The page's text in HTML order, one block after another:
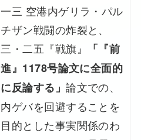
一三 空港内ゲリラ・パル
チザン戦闘の炸裂と、
三・二五『戦旗』
「『前
進』1178号論文に全面的
に反論する」論文での、
内ゲバを回避することを
目的とした事実関係のわ